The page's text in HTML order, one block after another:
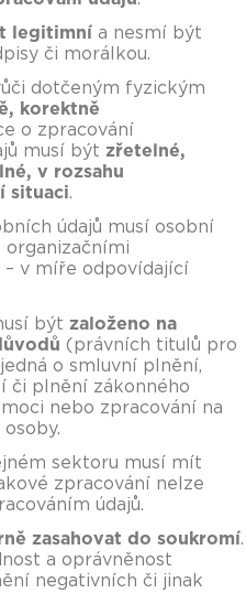
legitimní a nesmí být
či morálkou.
dotčeným fyzickým
korektně
o zpracování
musí být zřetelné,
v rozsahu
situaci.
údajů musí osobní
organizačními
v míře odpovídající
být založeno na
(právních titulů pro
o smluvní plnění,
či plnění zákonného
nebo zpracování na
sektoru musí mít
zpracování nelze
údajů.
zasahovat do soukromí.
a oprávněnost
negativních či jinak